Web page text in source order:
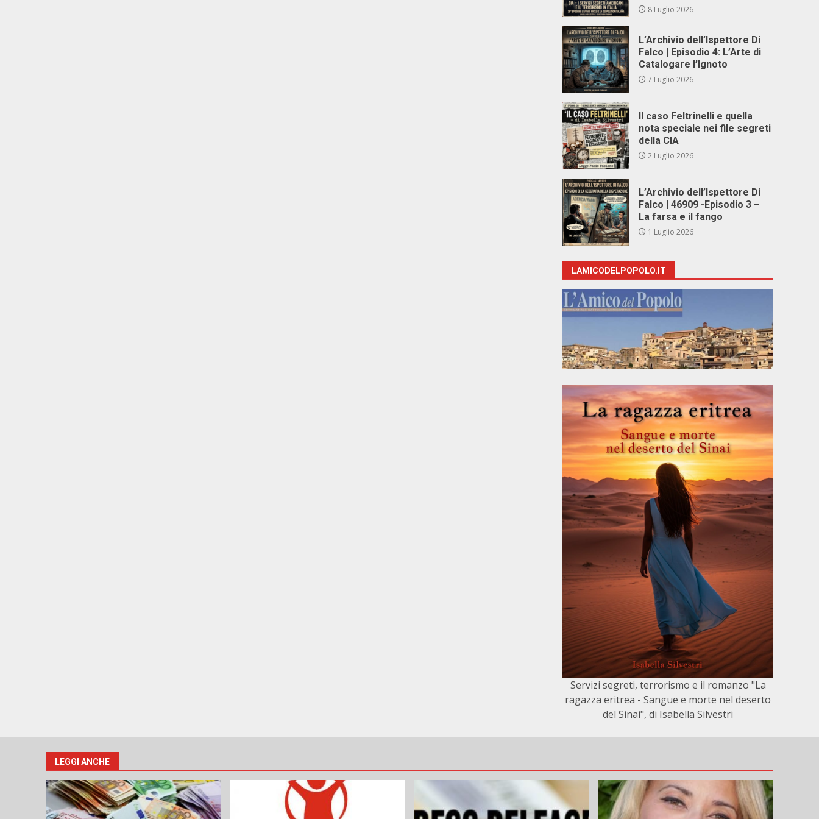
8 Luglio 2026
L’Archivio dell’Ispettore Di
Falco | Episodio 4: L’Arte di
Catalogare l’Ignoto
7 Luglio 2026
Il caso Feltrinelli e quella
nota speciale nei file segreti
della CIA
2 Luglio 2026
L’Archivio dell’Ispettore Di
Falco | 46909 -Episodio 3 –
La farsa e il fango
1 Luglio 2026
LAMICODELPOPOLO.IT
Servizi segreti, terrorismo e il romanzo "La
ragazza eritrea - Sangue e morte nel deserto
del Sinai", di Isabella Silvestri
LEGGI ANCHE